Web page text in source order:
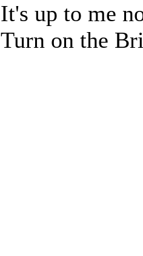
It's up to me
Turn on the